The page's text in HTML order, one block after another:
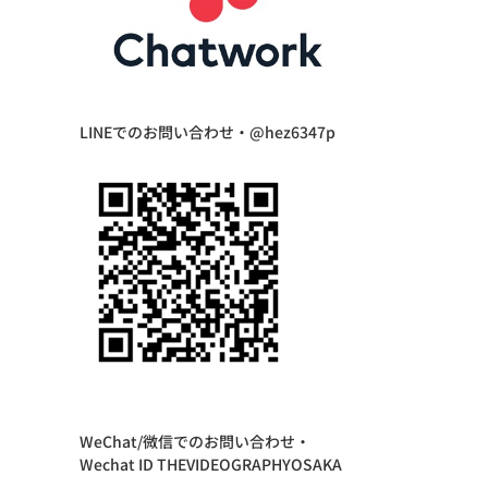
LINEでのお問い合わせ・@hez6347p
WeChat/微信でのお問い合わせ・
Wechat ID THEVIDEOGRAPHYOSAKA